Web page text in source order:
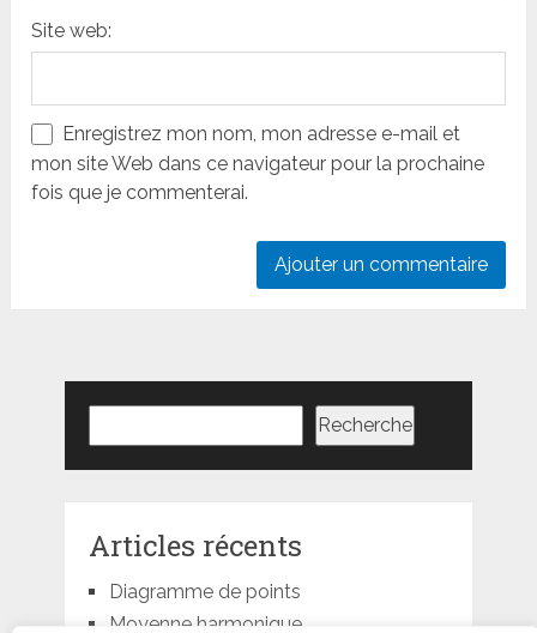
Site web:
Enregistrez mon nom, mon adresse e-mail et
mon site Web dans ce navigateur pour la prochaine
fois que je commenterai.
Recherche
Articles récents
Diagramme de points
Moyenne harmonique